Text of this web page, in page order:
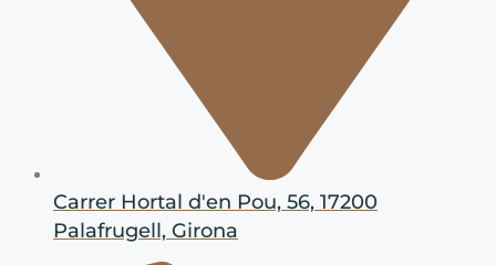
Carrer Hortal d'en Pou, 56, 17200
Palafrugell, Girona